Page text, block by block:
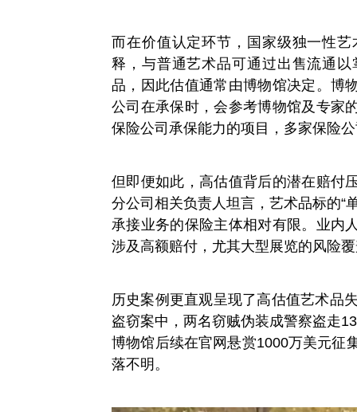
而在价值认定环节，国家级独一性
释，与普通艺术品可通过出售流通
品，因此估值通常由博物馆决定。博
公司在承保时，会参考博物馆及专家
保险公司承保能力的项目，多家保险
但即便如此，高估值背后的潜在赔付
分公司相关负责人坦言，艺术品标的“
承接业务的保险主体相对有限。业内
涉及高额赔付，尤其大型展览的风险
历史案例更直观呈现了高估值艺术品
盗窃案中，两名窃贼伪装成警察盗走
博物馆后续在官网悬赏1000万美元征
落不明。